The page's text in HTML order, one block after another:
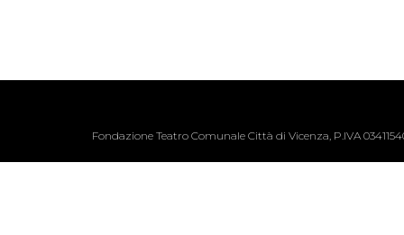
Fondazione Teatro Comunale Città di Vicenza, P.IVA